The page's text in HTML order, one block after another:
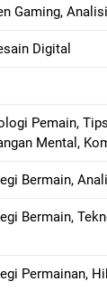
Gaming,
Digital
Pemain,
Mental,
Bermain,
Bermain,
Permainan,